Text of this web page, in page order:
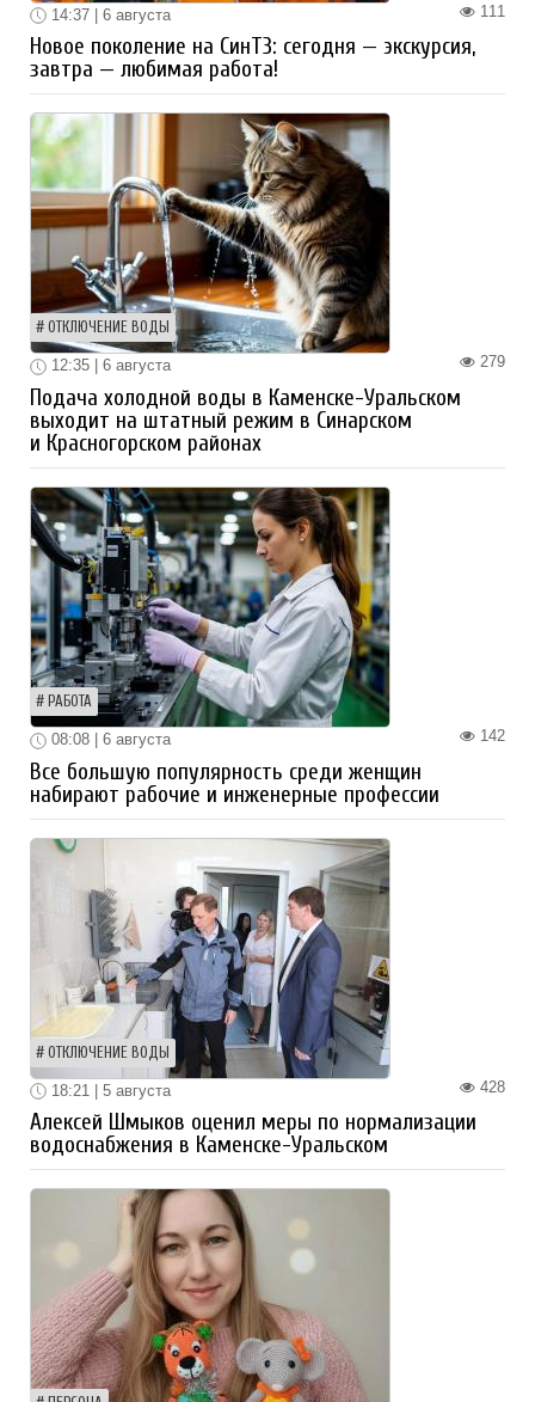
111
14:37 | 6 августа
Новое поколение на СинТЗ: сегодня — экскурсия,
завтра — любимая работа!
ОТКЛЮЧЕНИЕ ВОДЫ
279
12:35 | 6 августа
Подача холодной воды в Каменске-Уральском
выходит на штатный режим в Синарском
и Красногорском районах
РАБОТА
142
08:08 | 6 августа
Все большую популярность среди женщин
набирают рабочие и инженерные профессии
ОТКЛЮЧЕНИЕ ВОДЫ
428
18:21 | 5 августа
Алексей Шмыков оценил меры по нормализации
водоснабжения в Каменске-Уральском